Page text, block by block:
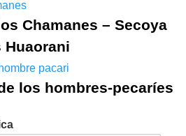
Chamanes – Secoya
Huaorani
los hombres-pecaríes